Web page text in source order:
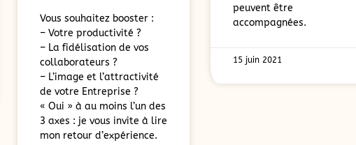
Vous souhaitez booster :
– Votre productivité ?
– La fidélisation de vos
collaborateurs ?
– L’image et l’attractivité
de votre Entreprise ?
« Oui » à au moins l’un des
3 axes : je vous invite à lire
mon retour d’expérience.
peuvent être
accompagnées.
15 juin 2021